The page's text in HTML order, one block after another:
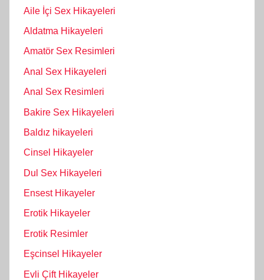
Aile İçi Sex Hikayeleri
Aldatma Hikayeleri
Amatör Sex Resimleri
Anal Sex Hikayeleri
Anal Sex Resimleri
Bakire Sex Hikayeleri
Baldız hikayeleri
Cinsel Hikayeler
Dul Sex Hikayeleri
Ensest Hikayeler
Erotik Hikayeler
Erotik Resimler
Eşcinsel Hikayeler
Evli Çift Hikayeler